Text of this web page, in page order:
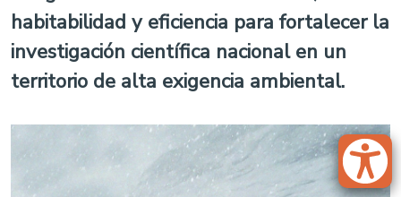
habitabilidad y eficiencia para fortalecer la
investigación científica nacional en un
territorio de alta exigencia ambiental.